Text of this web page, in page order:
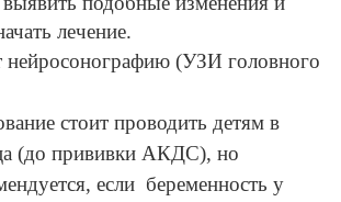
лечение.
нейросонографию (УЗИ головного
стоит проводить детям в
(до прививки АКДС), но
если беременность у